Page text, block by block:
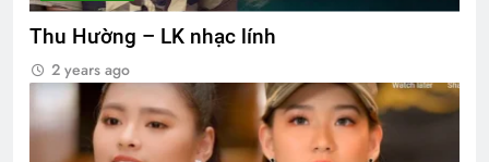
Thu Hường – LK nhạc lính
2 years ago